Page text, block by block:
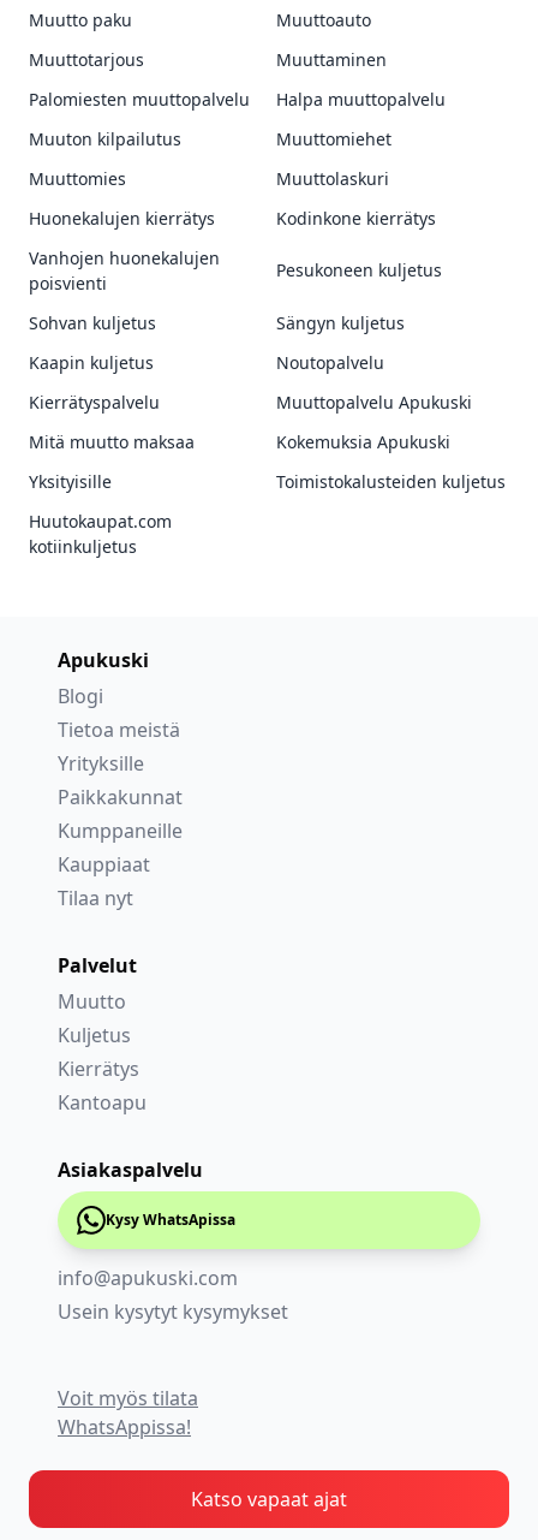
Muutto paku
Muuttoauto
Muuttotarjous
Muuttaminen
Palomiesten muuttopalvelu
Halpa muuttopalvelu
Muuton kilpailutus
Muuttomiehet
Muuttomies
Muuttolaskuri
Huonekalujen kierrätys
Kodinkone kierrätys
Vanhojen huonekalujen
poisvienti
Pesukoneen kuljetus
Sohvan kuljetus
Sängyn kuljetus
Kaapin kuljetus
Noutopalvelu
Kierrätyspalvelu
Muuttopalvelu Apukuski
Mitä muutto maksaa
Kokemuksia Apukuski
Yksityisille
Toimistokalusteiden kuljetus
Huutokaupat.com
kotiinkuljetus
Apukuski
Blogi
Tietoa meistä
Yrityksille
Paikkakunnat
Kumppaneille
Kauppiaat
Tilaa nyt
Palvelut
Muutto
Kuljetus
Kierrätys
Kantoapu
Asiakaspalvelu
Kysy WhatsApissa
info@apukuski.com
Usein kysytyt kysymykset
Voit myös tilata
WhatsAppissa!
Katso vapaat ajat